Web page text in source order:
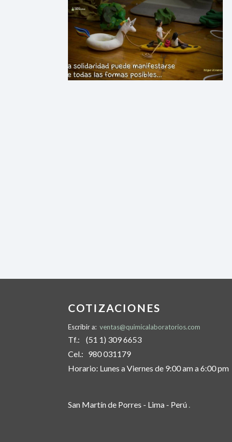
COTIZACIONES
Escribir a: ventas@quimicalaboratorios.com
Tf.: (51 1) 309 6653
Cel.: 980 031179
Horario: Lunes a Viernes de 9:00 am a 6:00 pm
San Martín de Porres - Lima - Perú .